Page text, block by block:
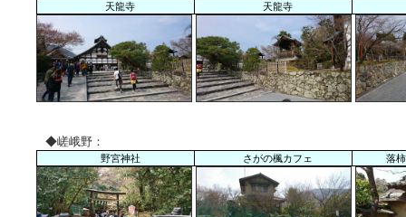
天龍寺 天龍寺
◆嵯峨野：
野宮神社 さがの楓カフェ 落